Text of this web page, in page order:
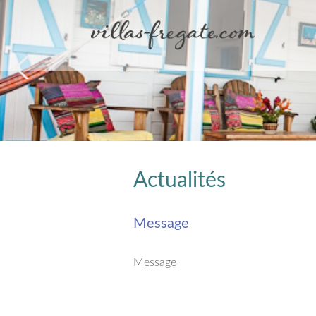
Actualités
Message
Message